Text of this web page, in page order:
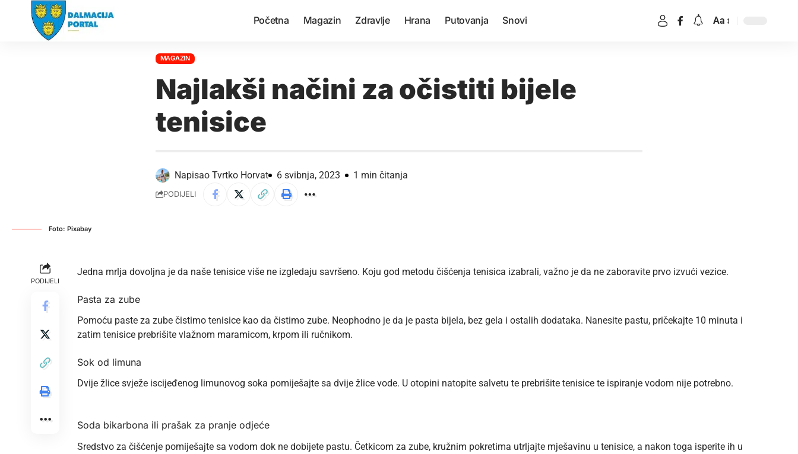
Početna Magazin Zdravlje Hrana Putovanja Snovi Aa
MAGAZIN
Najlakši načini za očistiti bijele
tenisice
Napisao Tvrtko Horvat 6 svibnja, 2023 1 min čitanja
PODIJELI
Foto: Pixabay
PODIJELI
Jedna mrlja dovoljna je da naše tenisice više ne izgledaju savršeno. Koju god metodu čišćenja tenisica izabrali, važno je da ne zaboravite prvo izvući vezice.
Pasta za zube
Pomoću paste za zube čistimo tenisice kao da čistimo zube. Neophodno je da je pasta bijela, bez gela i ostalih dodataka. Nanesite pastu, pričekajte 10 minuta i
zatim tenisice prebrišite vlažnom maramicom, krpom ili ručnikom.
Sok od limuna
Dvije žlice svježe iscijeđenog limunovog soka pomiješajte sa dvije žlice vode. U otopini natopite salvetu te prebrišite tenisice te ispiranje vodom nije potrebno.
Soda bikarbona ili prašak za pranje odjeće
Sredstvo za čišćenje pomiješajte sa vodom dok ne dobijete pastu. Četkicom za zube, kružnim pokretima utrljajte mješavinu u tenisice, a nakon toga isperite ih u